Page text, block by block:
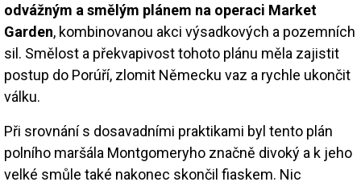
odvážným a smělým plánem na operaci Market
Garden, kombinovanou akci výsadkových a pozemních
sil. Smělost a překvapivost tohoto plánu měla zajistit
postup do Porúří, zlomit Německu vaz a rychle ukončit
válku.
Při srovnání s dosavadními praktikami byl tento plán
polního maršála Montgomeryho značně divoký a k jeho
velké smůle také nakonec skončil fiaskem. Nic